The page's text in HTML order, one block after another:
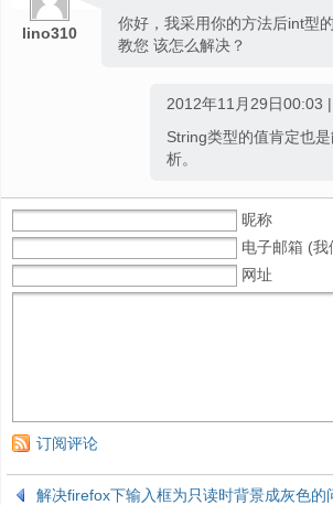
lino310
你好，我采用你的方法后int型
教您 该怎么解决？
2012年11月29日00:03 |
String类型的值肯定也
析。
昵称
电子邮箱 (
网址
订阅评论
解决firefox下输入框为只读时背景成灰色的